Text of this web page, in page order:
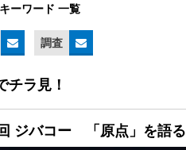
ーワード 一覧
調査
チラ見！
ジバコー 「原点」を語る